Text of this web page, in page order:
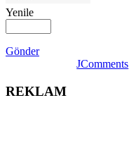
Yenile
Gönder
JComments
REKLAM